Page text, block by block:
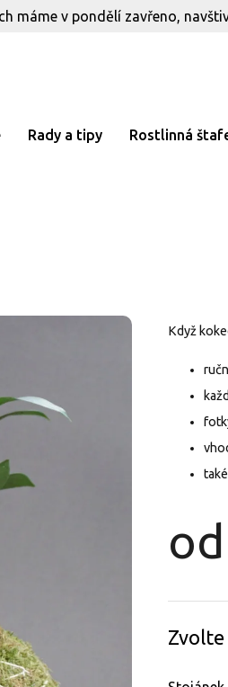
máme v pondělí zavřeno,
Rady a tipy Rostlinná
od
cena:
Když